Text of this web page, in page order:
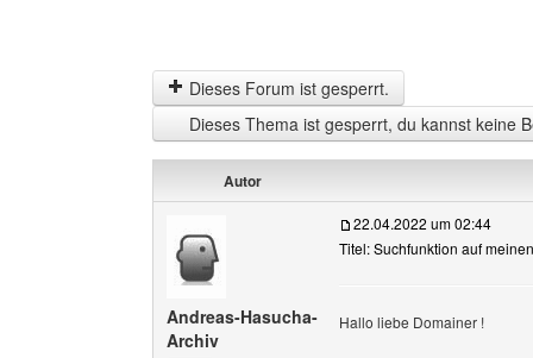
Dieses Forum ist gesperrt.
Dieses Thema ist gesperrt, du kannst keine
Autor
Andreas-Hasucha-
Archiv
22.04.2022 um 02:44
Titel: Suchfunktion auf
Hallo liebe Domainer !